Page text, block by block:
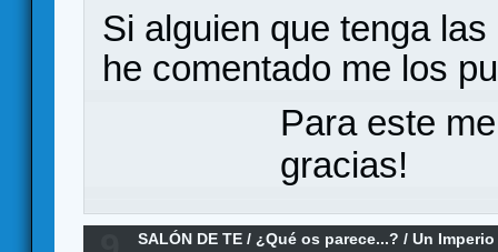
Si alguien que tenga
he comentado me los
Para este
gracias!
SALÓN DE TE /¿Qué os parece...? /Un